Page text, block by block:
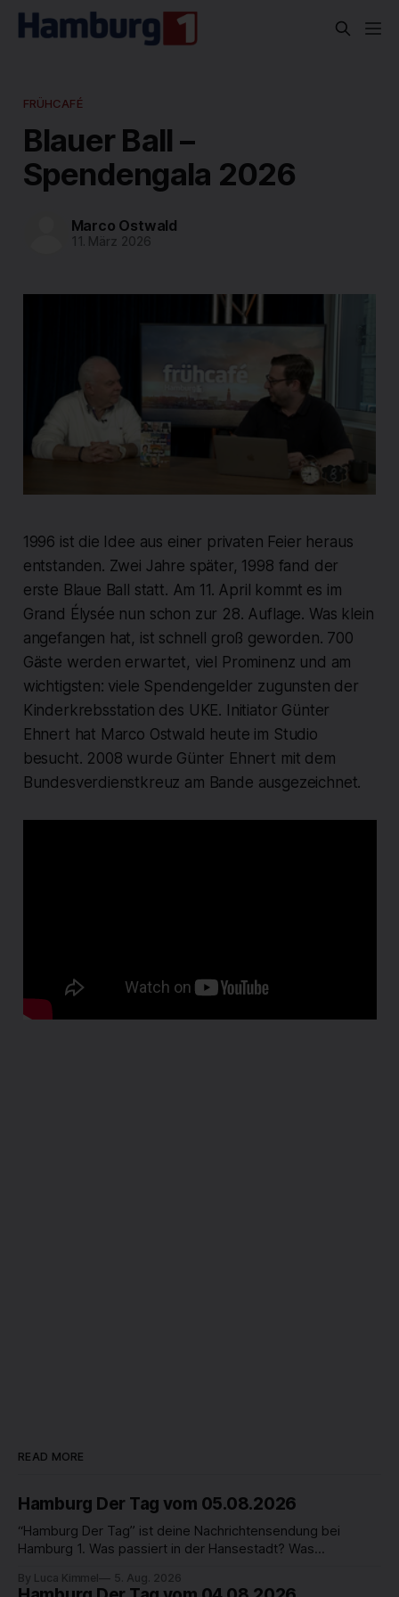
FRÜHCAFÉ
Blauer Ball –
Spendengala 2026
Marco Ostwald
11. März 2026
1996 ist die Idee aus einer privaten Feier heraus
entstanden. Zwei Jahre später, 1998 fand der
erste Blaue Ball statt. Am 11. April kommt es im
Grand Élysée nun schon zur 28. Auflage. Was klein
angefangen hat, ist schnell groß geworden. 700
Gäste werden erwartet, viel Prominenz und am
wichtigsten: viele Spendengelder zugunsten der
Kinderkrebsstation des UKE. Initiator Günter
Ehnert hat Marco Ostwald heute im Studio
besucht. 2008 wurde Günter Ehnert mit dem
Bundesverdienstkreuz am Bande ausgezeichnet.
READ MORE
Hamburg Der Tag vom 05.08.2026
“Hamburg Der Tag” ist deine Nachrichtensendung bei
Hamburg 1. Was passiert in der Hansestadt? Was
in unserer Stadt an? Fragen, die von Montag bis Freitag LIVE
By Luca Kimmel 5. Aug. 2026